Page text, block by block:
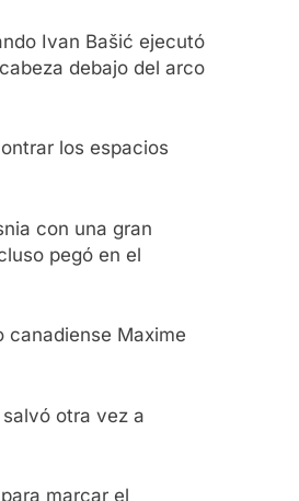
Ivan Bašić ejecutó
debajo del arco
los espacios
con una gran
pegó en el
canadiense Maxime
otra vez a
marcar el